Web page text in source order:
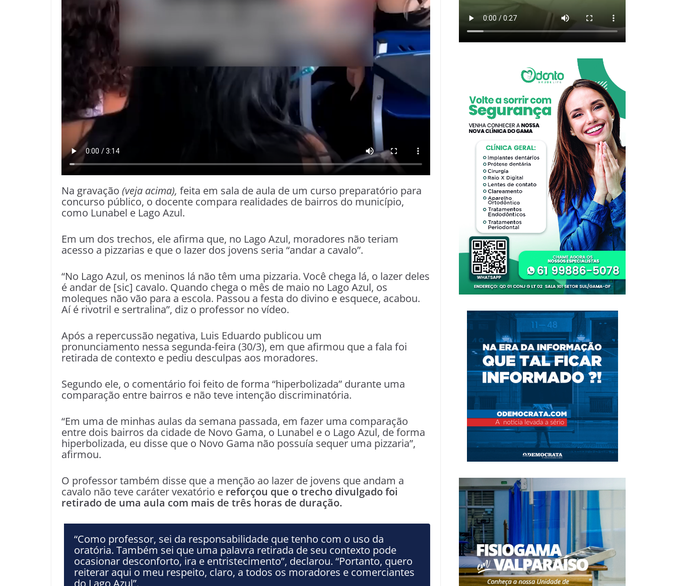
Na gravação (veja acima), feita em sala de aula de um curso preparatório para
concurso público, o docente compara realidades de bairros do município,
como Lunabel e Lago Azul.
Em um dos trechos, ele afirma que, no Lago Azul, moradores não teriam
acesso a pizzarias e que o lazer dos jovens seria “andar a cavalo”.
“No Lago Azul, os meninos lá não têm uma pizzaria. Você chega lá, o lazer deles
é andar de [sic] cavalo. Quando chega o mês de maio no Lago Azul, os
moleques não vão para a escola. Passou a festa do divino e esquece, acabou.
Aí é rivotril e sertralina”, diz o professor no vídeo.
Após a repercussão negativa, Luis Eduardo publicou um
pronunciamento nessa segunda-feira (30/3), em que afirmou que a fala foi
retirada de contexto e pediu desculpas aos moradores.
Segundo ele, o comentário foi feito de forma “hiperbolizada” durante uma
comparação entre bairros e não teve intenção discriminatória.
“Em uma de minhas aulas da semana passada, em fazer uma comparação
entre dois bairros da cidade de Novo Gama, o Lunabel e o Lago Azul, de forma
hiperbolizada, eu disse que o Novo Gama não possuía sequer uma pizzaria”,
afirmou.
O professor também disse que a menção ao lazer de jovens que andam a
cavalo não teve caráter vexatório e reforçou que o trecho divulgado foi
retirado de uma aula com mais de três horas de duração.
“Como professor, sei da responsabilidade que tenho com o uso da
oratória. Também sei que uma palavra retirada de seu contexto pode
ocasionar desconforto, ira e entristecimento”, declarou. “Portanto, quero
reiterar aqui o meu respeito, claro, a todos os moradores e comerciantes
do Lago Azul”.